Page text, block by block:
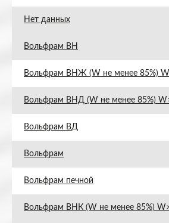
Нет данных
Вольфрам ВН
Вольфрам ВНЖ (W не менее 85%)
Вольфрам ВНД (W не менее 85%)
Вольфрам ВД
Вольфрам
Вольфрам печной
Вольфрам ВНК (W не менее 85%)